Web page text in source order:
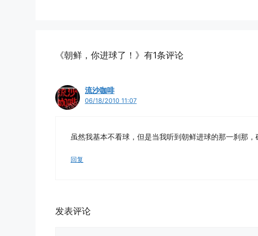
《朝鲜，你进球了！》有1条评论
流沙咖啡
06/18/2010 11:07
虽然我基本不看球，但是当我听到朝鲜进球的那一刹那，
回复
发表评论